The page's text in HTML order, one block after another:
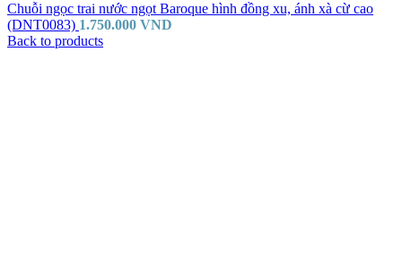
Chuỗi ngọc trai nước ngọt Baroque hình đồng xu, ánh xà cừ cao
(DNT0083) 1.750.000 VND
Back to products